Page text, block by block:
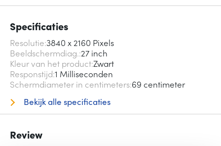
Specificaties
Resolutie 3840 x 2160 Pixels
Beeldschermdiag. 27 inch
Kleur van het productZwart
Responstijd 1 Milliseconden
Schermdiameter in centimeters 69 centimeter
Bekijk alle specificaties
Review